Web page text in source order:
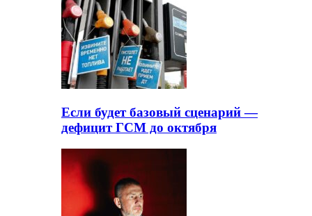
Если будет базовый сценарий —
дефицит ГСМ до октября